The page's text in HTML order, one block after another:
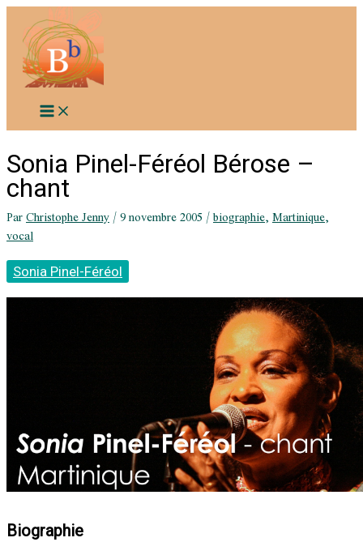
contenu
Sonia Pinel-Féréol Bérose –
chant
ParChristophe Jenny/9 novembre 2005/biographie,Martinique,
vocal
Sonia Pinel-Féréol
Biographie